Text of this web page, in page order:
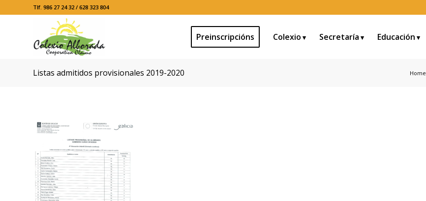
Tlf. 986 27 24 32 / 628 323 804
Preinscripcións Colexio Secretaría Educación
Listas admitidos provisionales 2019-2020 Home